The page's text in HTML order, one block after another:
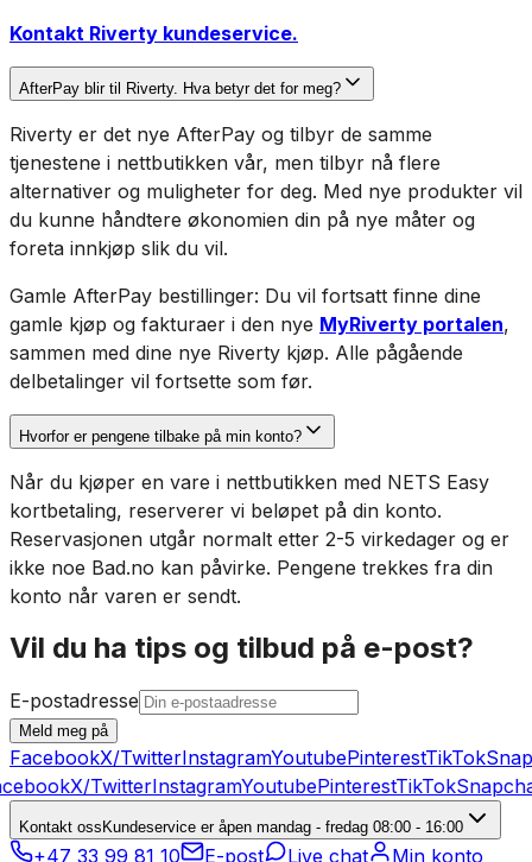
Kontakt Riverty kundeservice.
AfterPay blir til Riverty. Hva betyr det for meg?
Riverty er det nye AfterPay og tilbyr de samme
tjenestene i nettbutikken vår, men tilbyr nå flere
alternativer og muligheter for deg. Med nye produkter vil
du kunne håndtere økonomien din på nye måter og
foreta innkjøp slik du vil.
Gamle AfterPay bestillinger: Du vil fortsatt finne dine
gamle kjøp og fakturaer i den nye MyRiverty portalen,
sammen med dine nye Riverty kjøp. Alle pågående
delbetalinger vil fortsette som før.
Hvorfor er pengene tilbake på min konto?
Når du kjøper en vare i nettbutikken med NETS Easy
kortbetaling, reserverer vi beløpet på din konto.
Reservasjonen utgår normalt etter 2-5 virkedager og er
ikke noe Bad.no kan påvirke. Pengene trekkes fra din
konto når varen er sendt.
Vil du ha tips og tilbud på e-post?
E-postadresse
Meld meg på
FacebookX/TwitterInstagramYoutubePinterestTikTok
X/TwitterInstagramYoutubePinterestTikTok
Kontakt oss Kundeservice er åpen mandag - fredag 08:00 - 16:00
+47 33 99 81 10 E-post Live chat Min konto